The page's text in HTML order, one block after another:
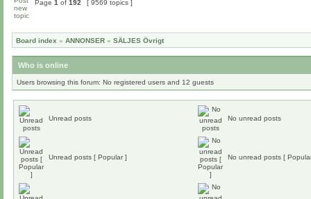
Page 1 of 192 [ 9569 topics ]
Board index » ANNONSER » SÄLJES Övrigt
Who is online
Users browsing this forum: No registered users and 12 guests
Unread posts No unread posts
Unread posts [ Popular ] No unread posts [